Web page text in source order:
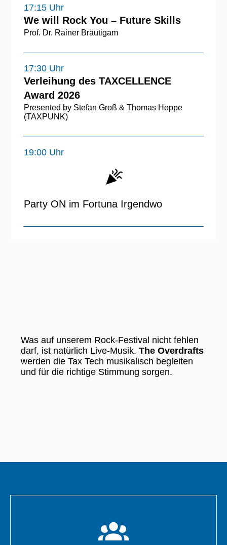
17:15 Uhr
We will Rock You – Future Skills
Prof. Dr. Rainer Bräutigam
17:30 Uhr
Verleihung des TAXCELLENCE
Award 2026
Presented by Stefan Groß & Thomas Hoppe
(TAXPUNK)
19:00 Uhr
Party ON im Fortuna Irgendwo
Was auf unserem Rock-Festival nicht fehlen
darf, ist natürlich Live-Musik. The Overdrafts
werden die Tax Tech musikalisch begleiten
und für die richtige Stimmung sorgen.